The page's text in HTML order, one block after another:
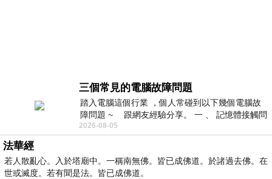
三個常見的電腦故障問題
踏入電腦這個行業 ，個人常碰到以下幾個電腦故
障問題 ~ 跟網友經驗分享。 一 、 記憶體接觸問
題 : 記憶體即
2026-08-05
法華經
若人散亂心。入於塔廟中。一稱南無佛。皆已成佛道。於諸過去佛。在
世或滅度。若有聞是法。皆已成佛道。